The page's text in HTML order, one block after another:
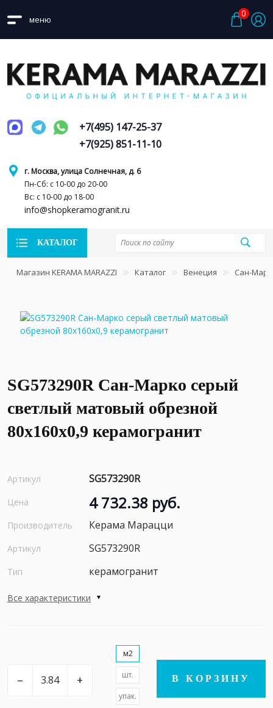
меню
0
г. Москва, улица Солнечная, д. 6
Пн-Сб: с 10-00 до 20-00
Вс: с 10-00 до 18-00
info@shopkeramogranit.ru
+7(495) 147-25-37
+7(925) 851-11-10
КАТАЛОГ
Магазин KERAMA MARAZZI Каталог Венеция Сан-
SG573290R Сан-Марко серый
светлый матовый обрезной
80x160x0,9 керамогранит
Артикул SG573290R
Цена 4 732.38 руб.
Производитель Керама Марацци
Артикул SG573290R
Тип керамогранит
Все характеристики
– +
м2
шт.
упак.
В КОРЗИНУ